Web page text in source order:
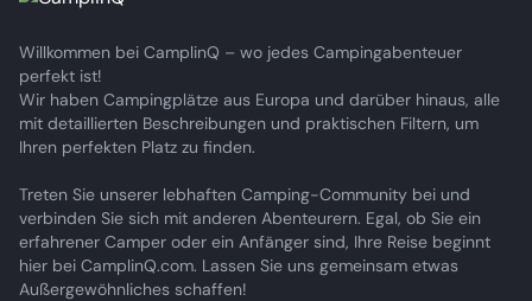
Willkommen bei CamplinQ – wo jedes Campingabenteuer
perfekt ist!
Wir haben Campingplätze aus Europa und darüber hinaus, alle
mit detaillierten Beschreibungen und praktischen Filtern, um
Ihren perfekten Platz zu finden.
Treten Sie unserer lebhaften Camping-Community bei und
verbinden Sie sich mit anderen Abenteurern. Egal, ob Sie ein
erfahrener Camper oder ein Anfänger sind, Ihre Reise beginnt
hier bei CamplinQ.com. Lassen Sie uns gemeinsam etwas
Außergewöhnliches schaffen!